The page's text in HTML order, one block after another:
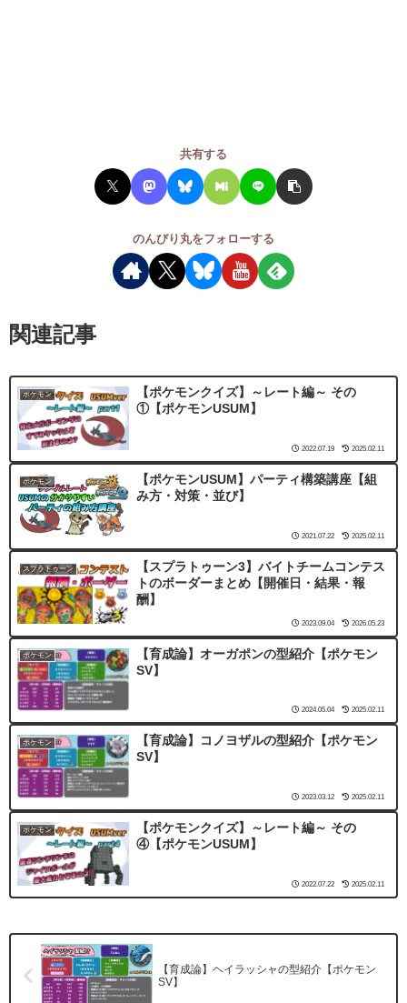
共有する
のんびり丸をフォローする
関連記事
ポケモン
【ポケモンクイズ】～レート編～ その
①【ポケモンUSUM】
2022.07.19 2025.02.11
ポケモン
【ポケモンUSUM】パーティ構築講座【組
み方・対策・並び】
2021.07.22 2025.02.11
スプラトゥーン
【スプラトゥーン3】バイトチームコンテス
トのボーダーまとめ【開催日・結果・報
酬】
2023.09.04 2026.05.23
ポケモン
【育成論】オーガポンの型紹介【ポケモン
SV】
2024.05.04 2025.02.11
ポケモン
【育成論】コノヨザルの型紹介【ポケモン
SV】
2023.03.12 2025.02.11
ポケモン
【ポケモンクイズ】～レート編～ その
④【ポケモンUSUM】
2022.07.22 2025.02.11
【育成論】ヘイラッシャの型紹介【ポケモン
SV】